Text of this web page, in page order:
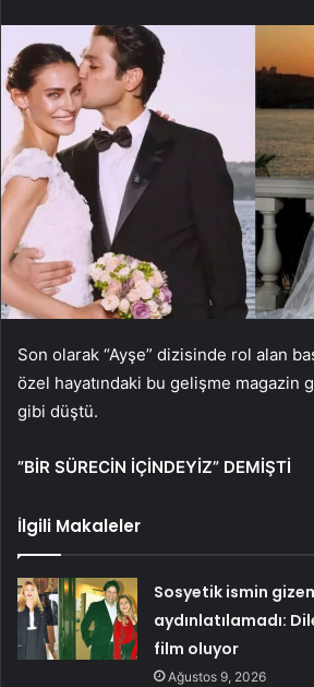
Son olarak “Ayşe” dizisinde rol alan
özel hayatındaki bu gelişme magazin
gibi düştü.
”BİR SÜRECİN İÇİNDEYİZ” DEMİŞTİ
İlgili Makaleler
Sosyetik ismin
aydınlatılamadı:
film oluyor
Ağustos 9, 2026